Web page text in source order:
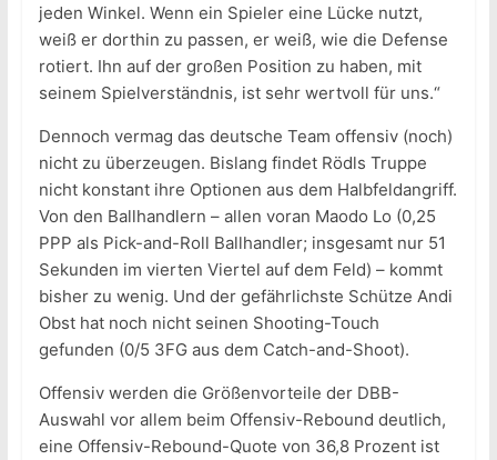
jeden Winkel. Wenn ein Spieler eine Lücke nutzt,
weiß er dorthin zu passen, er weiß, wie die Defense
rotiert. Ihn auf der großen Position zu haben, mit
seinem Spielverständnis, ist sehr wertvoll für uns.“
Dennoch vermag das deutsche Team offensiv (noch)
nicht zu überzeugen. Bislang findet Rödls Truppe
nicht konstant ihre Optionen aus dem Halbfeldangriff.
Von den Ballhandlern – allen voran Maodo Lo (0,25
PPP als Pick-and-Roll Ballhandler; insgesamt nur 51
Sekunden im vierten Viertel auf dem Feld) – kommt
bisher zu wenig. Und der gefährlichste Schütze Andi
Obst hat noch nicht seinen Shooting-Touch
gefunden (0/5 3FG aus dem Catch-and-Shoot).
Offensiv werden die Größenvorteile der DBB-
Auswahl vor allem beim Offensiv-Rebound deutlich,
eine Offensiv-Rebound-Quote von 36,8 Prozent ist